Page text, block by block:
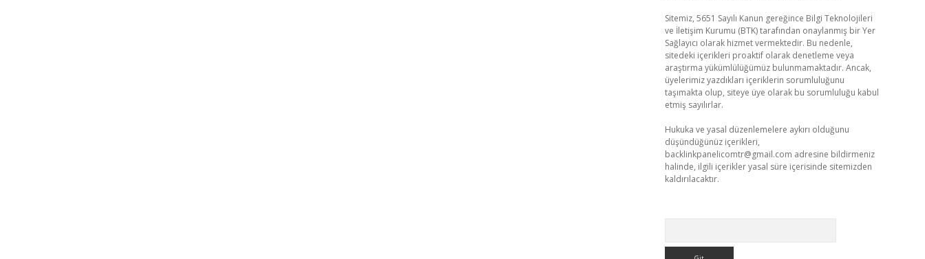
Sitemiz, 5651 Sayılı Kanun gereğince Bilgi Teknolojileri
ve İletişim Kurumu (BTK) tarafından onaylanmış bir Yer
Sağlayıcı olarak hizmet vermektedir. Bu nedenle,
sitedeki içerikleri proaktif olarak denetleme veya
araştırma yükümlülüğümüz bulunmamaktadır. Ancak,
üyelerimiz yazdıkları içeriklerin sorumluluğunu
taşımakta olup, siteye üye olarak bu sorumluluğu kabul
etmiş sayılırlar.
Hukuka ve yasal düzenlemelere aykırı olduğunu
düşündüğünüz içerikleri,
backlinkpanelicomtr@gmail.com adresine bildirmeniz
halinde, ilgili içerikler yasal süre içerisinde sitemizden
kaldırılacaktır.